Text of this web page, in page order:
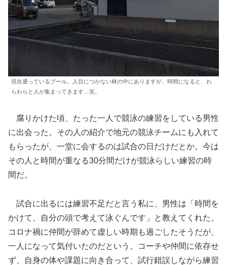
現在通っているプール。人目につかない林の中にありますが、時間になると、わ
らわらと人が集まってきます…笑。
腐りかけた頃、たった一人で競泳の練習をしている男性
に出会った。その人の紹介で地元の競泳チームにも入れて
もらったが、一堂に会するのは試合の日だけだとか。今は
その人と時間が重なる30分間だけが競泳らしい練習の時
間だ。
試合に出るには練習不足だと言う私に、男性は「時間を
かけて、自分の頭で考えて泳ぐんです」と教えてくれた。
コロナ禍に仲間が辞めて虚しい時期も過ごしたそうだが、
一人になって気付いたのだという。コーチや仲間に依存せ
ず、自身の体や課題に向き合って、試行錯誤しながら練習